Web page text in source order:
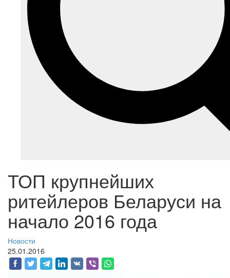
ТОП крупнейших
ритейлеров Беларуси на
начало 2016 года
Новости
25.01.2016